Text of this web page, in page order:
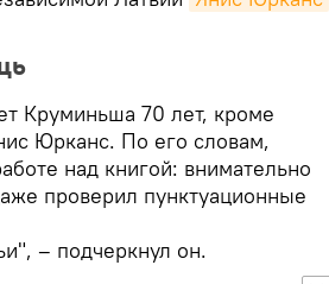
Круминьша 70 лет, кроме
Юрканс. По его словам,
над книгой: внимательно
проверил пунктуационные
– подчеркнул он.